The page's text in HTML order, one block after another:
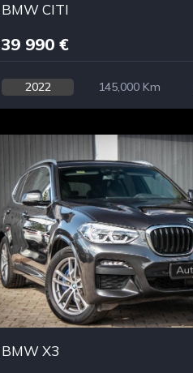
BMW CITI
39 990 €
2022 145,000 Km
BMW X3